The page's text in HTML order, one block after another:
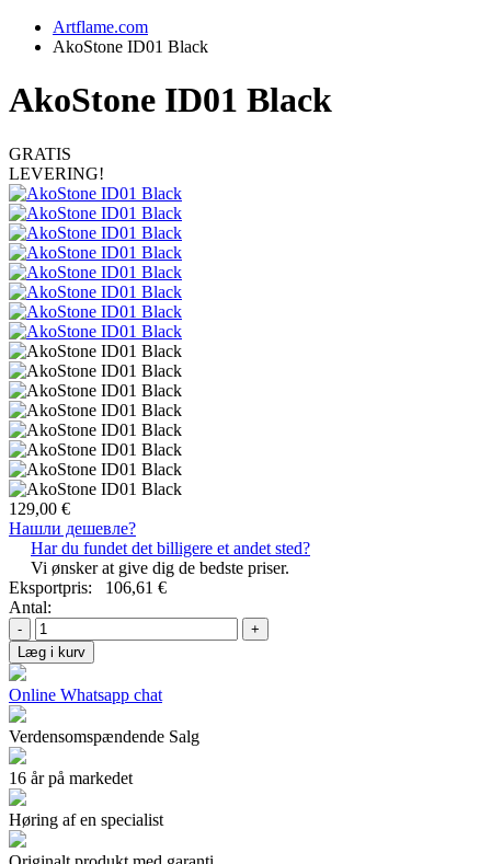
Artflame.com
AkoStone ID01 Black
AkoStone ID01 Black
GRATIS
LEVERING!
129,00 €
Нашли дешевле?
Har du fundet det billigere et andet sted?
Vi ønsker at give dig de bedste priser.
Eksportpris:
106,61 €
Antal:
-
+
Læg i kurv
Online Whatsapp chat
Verdensomspændende Salg
16 år på markedet
Høring af en specialist